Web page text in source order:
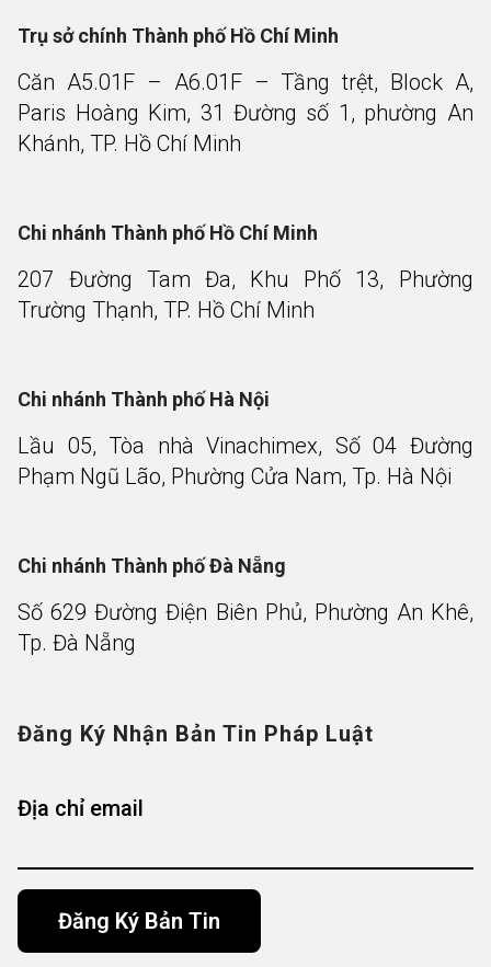
Trụ sở chính Thành phố Hồ Chí Minh
Căn A5.01F – A6.01F – Tầng trệt, Block A,
Paris Hoàng Kim, 31 Đường số 1, phường An
Khánh, TP. Hồ Chí Minh
Chi nhánh Thành phố Hồ Chí Minh
207 Đường Tam Đa, Khu Phố 13, Phường
Trường Thạnh, TP. Hồ Chí Minh
Chi nhánh Thành phố Hà Nội
Lầu 05, Tòa nhà Vinachimex, Số 04 Đường
Phạm Ngũ Lão, Phường Cửa Nam, Tp. Hà Nội
Chi nhánh Thành phố Đà Nẵng
Số 629 Đường Điện Biên Phủ, Phường An Khê,
Tp. Đà Nẵng
Đăng Ký Nhận Bản Tin Pháp Luật
Địa chỉ email